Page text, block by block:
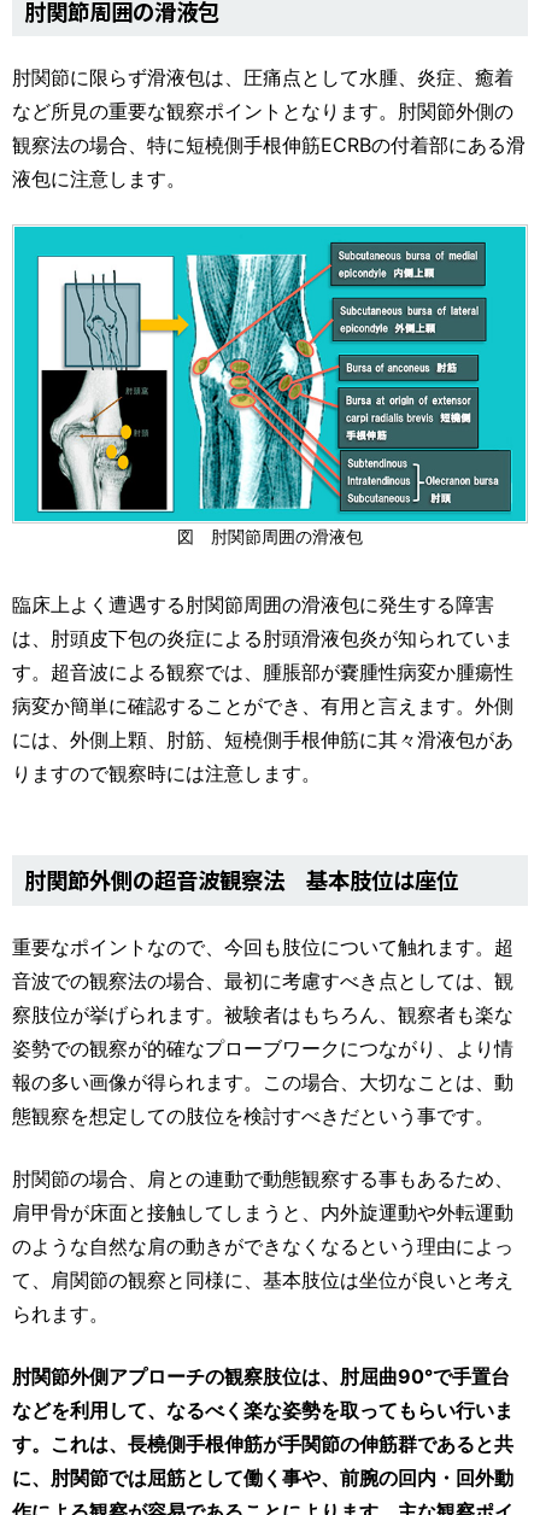
肘関節周囲の滑液包
肘関節に限らず滑液包は、圧痛点として水腫、炎症、癒着
など所見の重要な観察ポイントとなります。肘関節外側の
観察法の場合、特に短橈側手根伸筋ECRBの付着部にある滑
液包に注意します。
図 肘関節周囲の滑液包
臨床上よく遭遇する肘関節周囲の滑液包に発生する障害
は、肘頭皮下包の炎症による肘頭滑液包炎が知られていま
す。超音波による観察では、腫脹部が嚢腫性病変か腫瘍性
病変か簡単に確認することができ、有用と言えます。外側
には、外側上顆、肘筋、短橈側手根伸筋に其々滑液包があ
りますので観察時には注意します。
肘関節外側の超音波観察法 基本肢位は座位
重要なポイントなので、今回も肢位について触れます。超
音波での観察法の場合、最初に考慮すべき点としては、観
察肢位が挙げられます。被験者はもちろん、観察者も楽な
姿勢での観察が的確なプローブワークにつながり、より情
報の多い画像が得られます。この場合、大切なことは、動
態観察を想定しての肢位を検討すべきだという事です。
肘関節の場合、肩との連動で動態観察する事もあるため、
肩甲骨が床面と接触してしまうと、内外旋運動や外転運動
のような自然な肩の動きができなくなるという理由によっ
て、肩関節の観察と同様に、基本肢位は坐位が良いと考え
られます。
肘関節外側アプローチの観察肢位は、肘屈曲90°で手置台
などを利用して、なるべく楽な姿勢を取ってもらい行いま
す。これは、長橈側手根伸筋が手関節の伸筋群であると共
に、肘関節では屈筋として働く事や、前腕の回内・回外動